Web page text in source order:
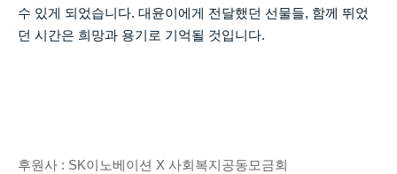
수 있게 되었습니다. 대윤이에게 전달했던 선물들, 함께 뛰었
던 시간은 희망과 용기로 기억될 것입니다.
후원사 : SK이노베이션 X 사회복지공동모금회